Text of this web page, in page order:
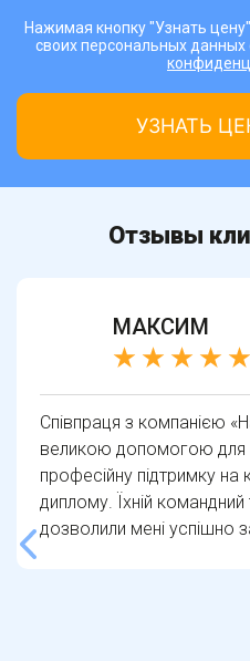
Нажимая кнопку "Узнать
своих персональных данных
Отзывы
МАКСИМ
Співпраця з компанією
великою допомогою для
професійну підтримку
диплому. Їхній командний
дозволили мені успішно